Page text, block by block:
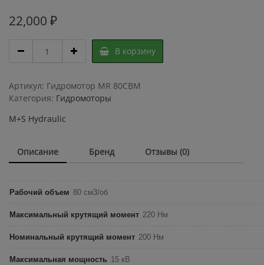
22,000 ₽
Гидромотор
M+S
MR
80CBM
quantity
В корзину
Артикул: Гидромотор MR 80CBM
Категория: Гидромоторы
M+S Hydraulic
Описание Бренд Отзывы (0)
Рабочий объем 80 см3/об
Максимальный крутящий момент 220 Нм
Номинальный крутящий момент 200 Нм
Максимальная мощность 15 кВ